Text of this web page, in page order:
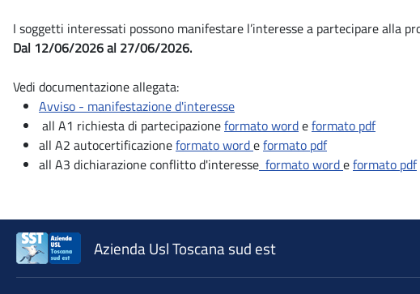
I soggetti interessati possono manifestare l’interesse a partecipare alla
Dal 12/06/2026 al 27/06/2026.
Vedi documentazione allegata:
Avviso - manifestazione d'interesse
all A1 richiesta di partecipazioneformato wordeformato pdf
all A2 autocertificazioneformato wordeformato pdf
all A3 dichiarazione conflitto d'interesse formato wordeformato pdf
Azienda Usl Toscana sud est